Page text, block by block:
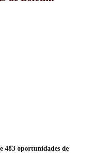
483 oportunidades de